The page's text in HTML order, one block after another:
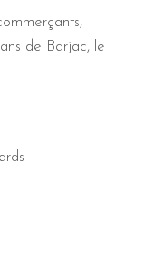
de Barjac, le